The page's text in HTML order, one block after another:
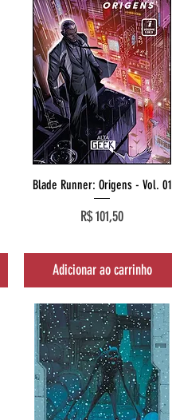
Visualização rápida
Blade Runner: Origens - Vol. 01
Preço
R$ 101,50
Adicionar ao carrinho